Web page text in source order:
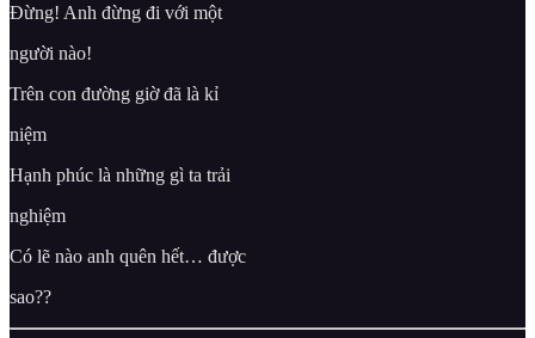
Đừng! Anh đừng đi với một
người nào!
Trên con đường giờ đã là kỉ
niệm
Hạnh phúc là những gì ta trải
nghiệm
Có lẽ nào anh quên hết… được
sao??